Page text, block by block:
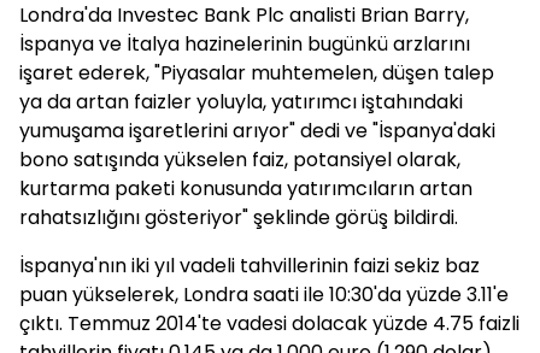
Londra'da Investec Bank Plc analisti Brian Barry,
İspanya ve İtalya hazinelerinin bugünkü arzlarını
işaret ederek, "Piyasalar muhtemelen, düşen talep
ya da artan faizler yoluyla, yatırımcı iştahındaki
yumuşama işaretlerini arıyor" dedi ve "İspanya'daki
bono satışında yükselen faiz, potansiyel olarak,
kurtarma paketi konusunda yatırımcıların artan
rahatsızlığını gösteriyor" şeklinde görüş bildirdi.
İspanya'nın iki yıl vadeli tahvillerinin faizi sekiz baz
puan yükselerek, Londra saati ile 10:30'da yüzde 3.11'e
çıktı. Temmuz 2014'te vadesi dolacak yüzde 4.75 faizli